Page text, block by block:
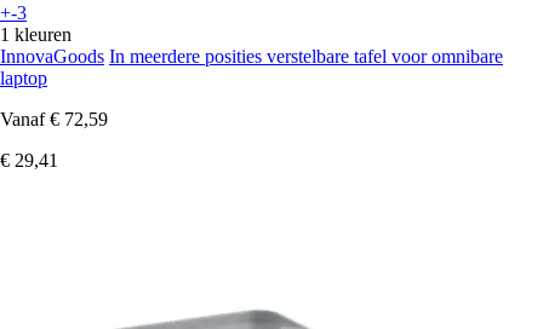
+-3
1 kleuren
InnovaGoods In meerdere posities verstelbare tafel voor omnibare
laptop
Vanaf € 72,59
€ 29,41